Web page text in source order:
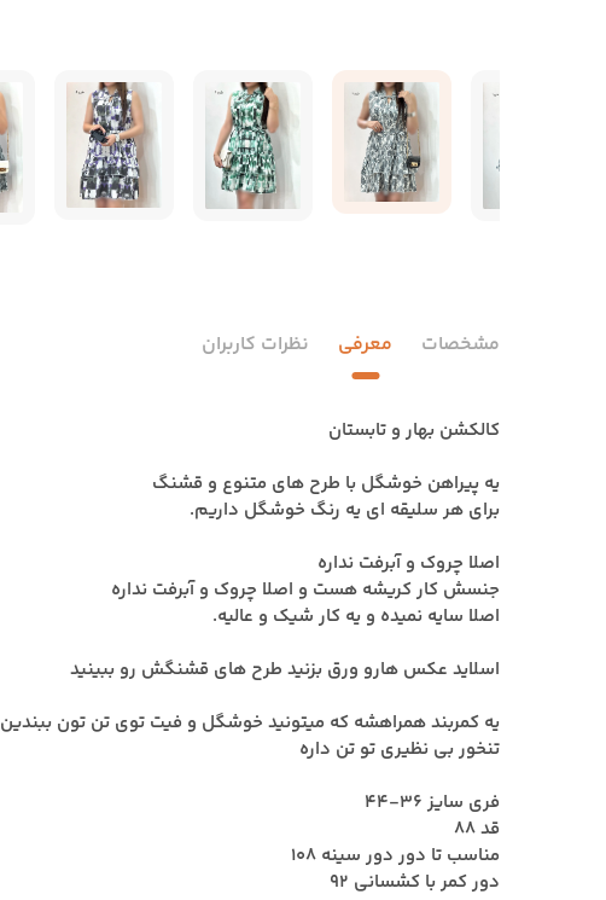
مشخصات معرفی نظرات کاربران
کالکشن بهار و تابستان
یه پیراهن خوشگل با طرح های متنوع و قشنگ
برای هر سلیقه ای یه رنگ خوشگل داریم.
اصلا چروک و آبرفت نداره
جنسش کار کریشه هست و اصلا چروک و آبرفت نداره
اصلا سایه نمیده و یه کار شیک و عالیه.
اسلاید عکس هارو ورق بزنید طرح های قشنگش رو ببینید
یه کمربند همراهشه که میتونید خوشگل و فیت توی تن تون ببندین
تنخور بی نظیری تو تن داره
فری سایز 36-44
قد 88
مناسب تا دور دور سینه 108
دور کمر با کشسانی 92